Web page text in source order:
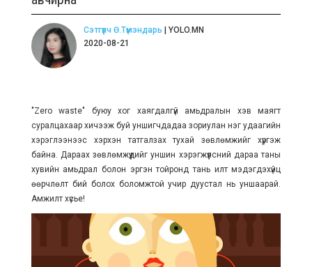
Сэтгүүлч Ө.Түмэндарь | YOLO.MN
2020-08-21
"Zero waste" буюу хог хаягдалгүй амьдралын хэв маягт
суралцахаар хичээж буй уншигчдадаа зориулан нэг удаагийн
хэрэглээнээс хэрхэн татгалзах тухай зөвлөмжийг хүргэж
байна. Дараах зөвлөмжүүдийг уншин хэрэгжүүлсний дараа таны
хувийн амьдрал болон эргэн тойронд тань илт мэдэгдэхүйц
өөрчлөлт бий болох боломжтой учир дуустал нь уншаарай.
Амжилт хүсье!